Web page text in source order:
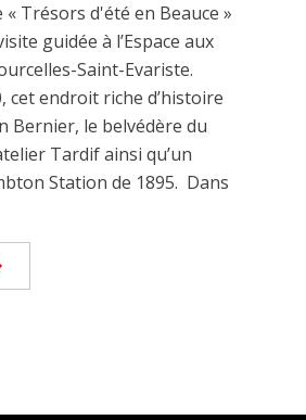
Trésors d'été en Beauce »
guidée à l’Espace aux
Saint-Evariste.
cet endroit riche d’histoire
Bernier, le belvédère du
Tardif ainsi qu’un
Station de 1895. Dans